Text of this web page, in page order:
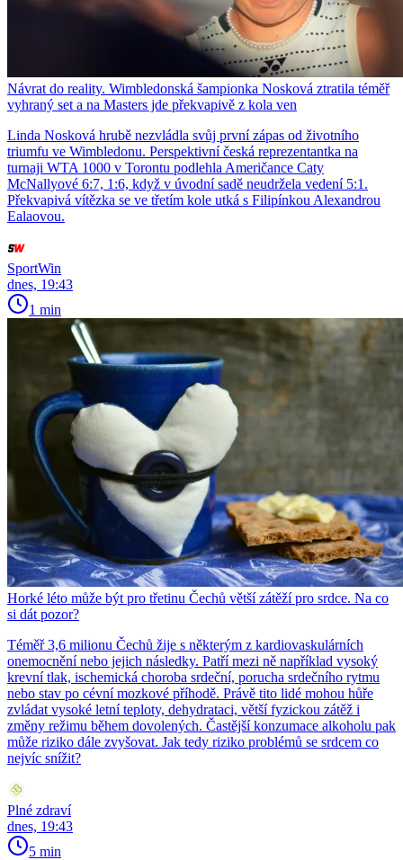
Návrat do reality. Wimbledonská šampionka Nosková ztratila téměř
vyhraný set a na Masters jde překvapivě z kola ven
Linda Nosková hrubě nezvládla svůj první zápas od životního
triumfu ve Wimbledonu. Perspektivní česká reprezentantka na
turnaji WTA 1000 v Torontu podlehla Američance Caty
McNallyové 6:7, 1:6, když v úvodní sadě neudržela vedení 5:1.
Překvapivá vítězka se ve třetím kole utká s Filipínkou Alexandrou
Ealaovou.
SportWin
dnes, 19:43
1 min
Horké léto může být pro třetinu Čechů větší zátěží pro srdce. Na co
si dát pozor?
Téměř 3,6 milionu Čechů žije s některým z kardiovaskulárních
onemocnění nebo jejich následky. Patří mezi ně například vysoký
krevní tlak, ischemická choroba srdeční, porucha srdečního rytmu
nebo stav po cévní mozkové příhodě. Právě tito lidé mohou hůře
zvládat vysoké letní teploty, dehydrataci, větší fyzickou zátěž i
změny režimu během dovolených. Častější konzumace alkoholu pak
může riziko dále zvyšovat. Jak tedy riziko problémů se srdcem co
nejvíc snížit?
Plné zdraví
dnes, 19:43
5 min